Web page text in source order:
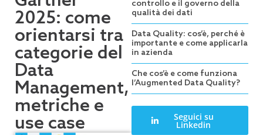
2025: come
orientarsi tra
categorie del
Data
Management,
metriche e
use case
controllo e il governo della
qualità dei dati
Data Quality: cos’è, perché è
importante e come applicarla
in azienda
Che cos’è e come funziona
l’Augmented Data Quality?
Seguici su
Linkedin